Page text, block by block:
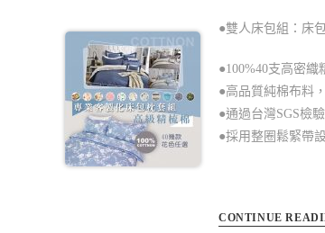
●雙人床包組：床
●100%40支高密織
●高品質純棉布料
●通過台灣SGS檢
●採用整圈鬆緊帶
CONTINUE